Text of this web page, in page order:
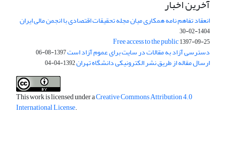
آخرین اخبار
انعقاد تفاهم نامه همکاری میان مجله تحقیقات اقتصادی با انجمن مالی ایران
1404-02-30
Free access to the public1397-09-25
دسترسی آزاد به مقالات در سایت برای عموم آزاد است1397-08-06
ارسال مقاله از طریق نشر الکترونیکی دانشگاه تهران1392-04-04
This work is licensed under aCreative Commons Attribution 4.0
International License.